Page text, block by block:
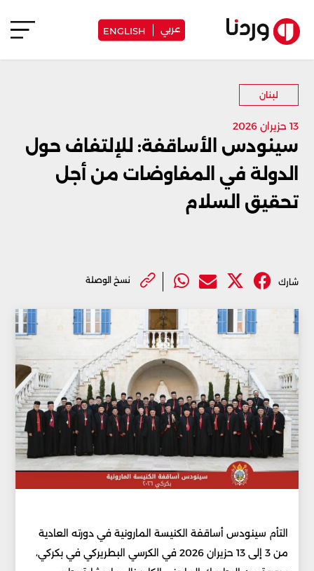
عربي ENGLISH
لبنان
13 حزيران 2026
سينودس الأساقفة: للإلتفاف حول
الدولة في المفاوضات من أجل
تحقيق السلام
شارك نسخ الوصلة
التأم سينودس أساقفة الكنيسة المارونية في دورته العادية
من 3 إلى 13 حزيران 2026 في الكرسي البطريركي في بكركي،